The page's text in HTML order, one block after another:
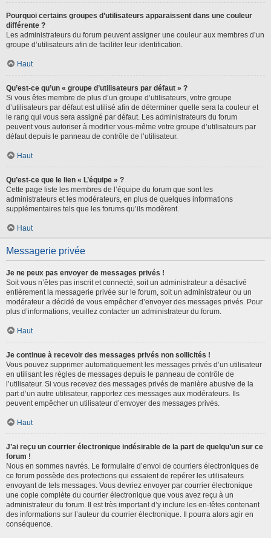
Pourquoi certains groupes d’utilisateurs apparaissent dans une couleur
différente ?
Les administrateurs du forum peuvent assigner une couleur aux membres d’un
groupe d’utilisateurs afin de faciliter leur identification.
Haut
Qu’est-ce qu’un « groupe d’utilisateurs par défaut » ?
Si vous êtes membre de plus d’un groupe d’utilisateurs, votre groupe
d’utilisateurs par défaut est utilisé afin de déterminer quelle sera la couleur et
le rang qui vous sera assigné par défaut. Les administrateurs du forum
peuvent vous autoriser à modifier vous-même votre groupe d’utilisateurs par
défaut depuis le panneau de contrôle de l’utilisateur.
Haut
Qu’est-ce que le lien « L’équipe » ?
Cette page liste les membres de l’équipe du forum que sont les
administrateurs et les modérateurs, en plus de quelques informations
supplémentaires tels que les forums qu’ils modèrent.
Haut
Messagerie privée
Je ne peux pas envoyer de messages privés !
Soit vous n’êtes pas inscrit et connecté, soit un administrateur a désactivé
entièrement la messagerie privée sur le forum, soit un administrateur ou un
modérateur a décidé de vous empêcher d’envoyer des messages privés. Pour
plus d’informations, veuillez contacter un administrateur du forum.
Haut
Je continue à recevoir des messages privés non sollicités !
Vous pouvez supprimer automatiquement les messages privés d’un utilisateur
en utilisant les règles de messages depuis le panneau de contrôle de
l’utilisateur. Si vous recevez des messages privés de manière abusive de la
part d’un autre utilisateur, rapportez ces messages aux modérateurs. Ils
peuvent empêcher un utilisateur d’envoyer des messages privés.
Haut
J’ai reçu un courrier électronique indésirable de la part de quelqu’un sur ce
forum !
Nous en sommes navrés. Le formulaire d’envoi de courriers électroniques de
ce forum possède des protections qui essaient de repérer les utilisateurs
envoyant de tels messages. Vous devriez envoyer par courrier électronique
une copie complète du courrier électronique que vous avez reçu à un
administrateur du forum. Il est très important d’y inclure les en-têtes contenant
des informations sur l’auteur du courrier électronique. Il pourra alors agir en
conséquence.